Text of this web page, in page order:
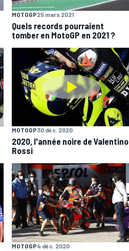
MOTOGP25 mars 2021
Quels records pourraient
tomber en MotoGP en 2021 ?
MOTOGP30 déc. 2020
2020, l'année noire de Valentino
Rossi
MOTOGP4 déc. 2020